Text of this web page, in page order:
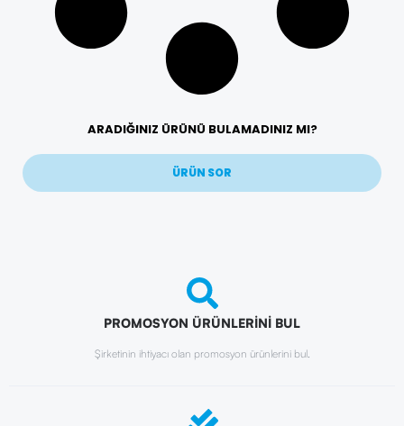
ARADIĞINIZ ÜRÜNÜ BULAMADINIZ MI?
ÜRÜN SOR
PROMOSYON ÜRÜNLERİNİ BUL
Şirketinin ihtiyacı olan promosyon ürünlerini bul.